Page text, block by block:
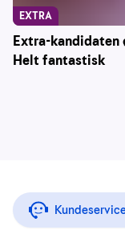
Extra-kandidaten
Helt fantastisk
EXTRA